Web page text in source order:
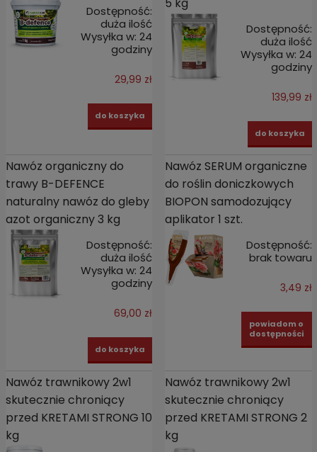
Dostępność:
duża ilość
Wysyłka w: 24
godziny
29,99 zł
do koszyka
Dostępność:
duża ilość
Wysyłka w: 24
godziny
139,99 zł
do koszyka
Nawóz organiczny do
trawy B-DEFENCE
naturalny nawóz do gleby
azot organiczny 3 kg
Dostępność:
duża ilość
Wysyłka w: 24
godziny
69,00 zł
do koszyka
Nawóz SERUM organiczne
do roślin doniczkowych
BIOPON samodozujący
aplikator 1 szt.
Dostępność:
brak towaru
3,49 zł
powiadom o
dostępności
Nawóz trawnikowy 2w1
skutecznie chroniący
przed KRETAMI STRONG 10
kg
Nawóz trawnikowy 2w1
skutecznie chroniący
przed KRETAMI STRONG 2
kg